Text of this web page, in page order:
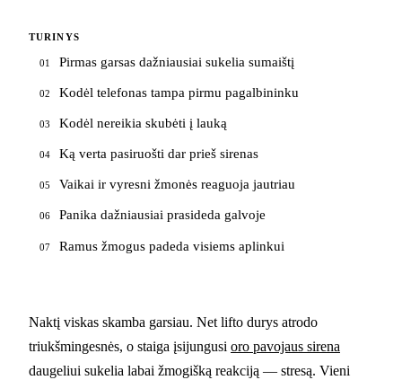
TURINYS
01 Pirmas garsas dažniausiai sukelia sumaištį
02 Kodėl telefonas tampa pirmu pagalbininku
03 Kodėl nereikia skubėti į lauką
04 Ką verta pasiruošti dar prieš sirenas
05 Vaikai ir vyresni žmonės reaguoja jautriau
06 Panika dažniausiai prasideda galvoje
07 Ramus žmogus padeda visiems aplinkui
Naktį viskas skamba garsiau. Net lifto durys atrodo
triukšmingesnės, o staiga įsijungusi oro pavojaus sirena
daugeliui sukelia labai žmogišką reakciją — stresą. Vieni